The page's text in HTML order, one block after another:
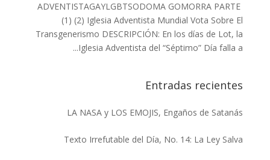
ADVENTISTAGAYLGBTSODOMA GOMORRA PARTE
(1) (2) Iglesia Adventista Mundial Vota Sobre El
Transgenerismo DESCRIPCIÓN: En los días de Lot, la
Iglesia Adventista del “Séptimo” Día falla a...
Entradas recientes
LA NASA y LOS EMOJIS, Engaños de Satanás
Texto Irrefutable del Día, No. 14: La Ley Salva